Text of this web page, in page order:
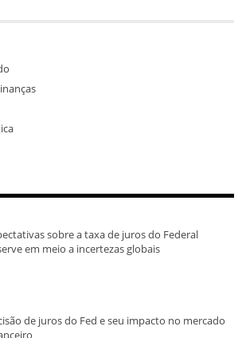
sobre a taxa de juros do Federal
em meio a incertezas globais
de juros do Fed e seu impacto no mercado